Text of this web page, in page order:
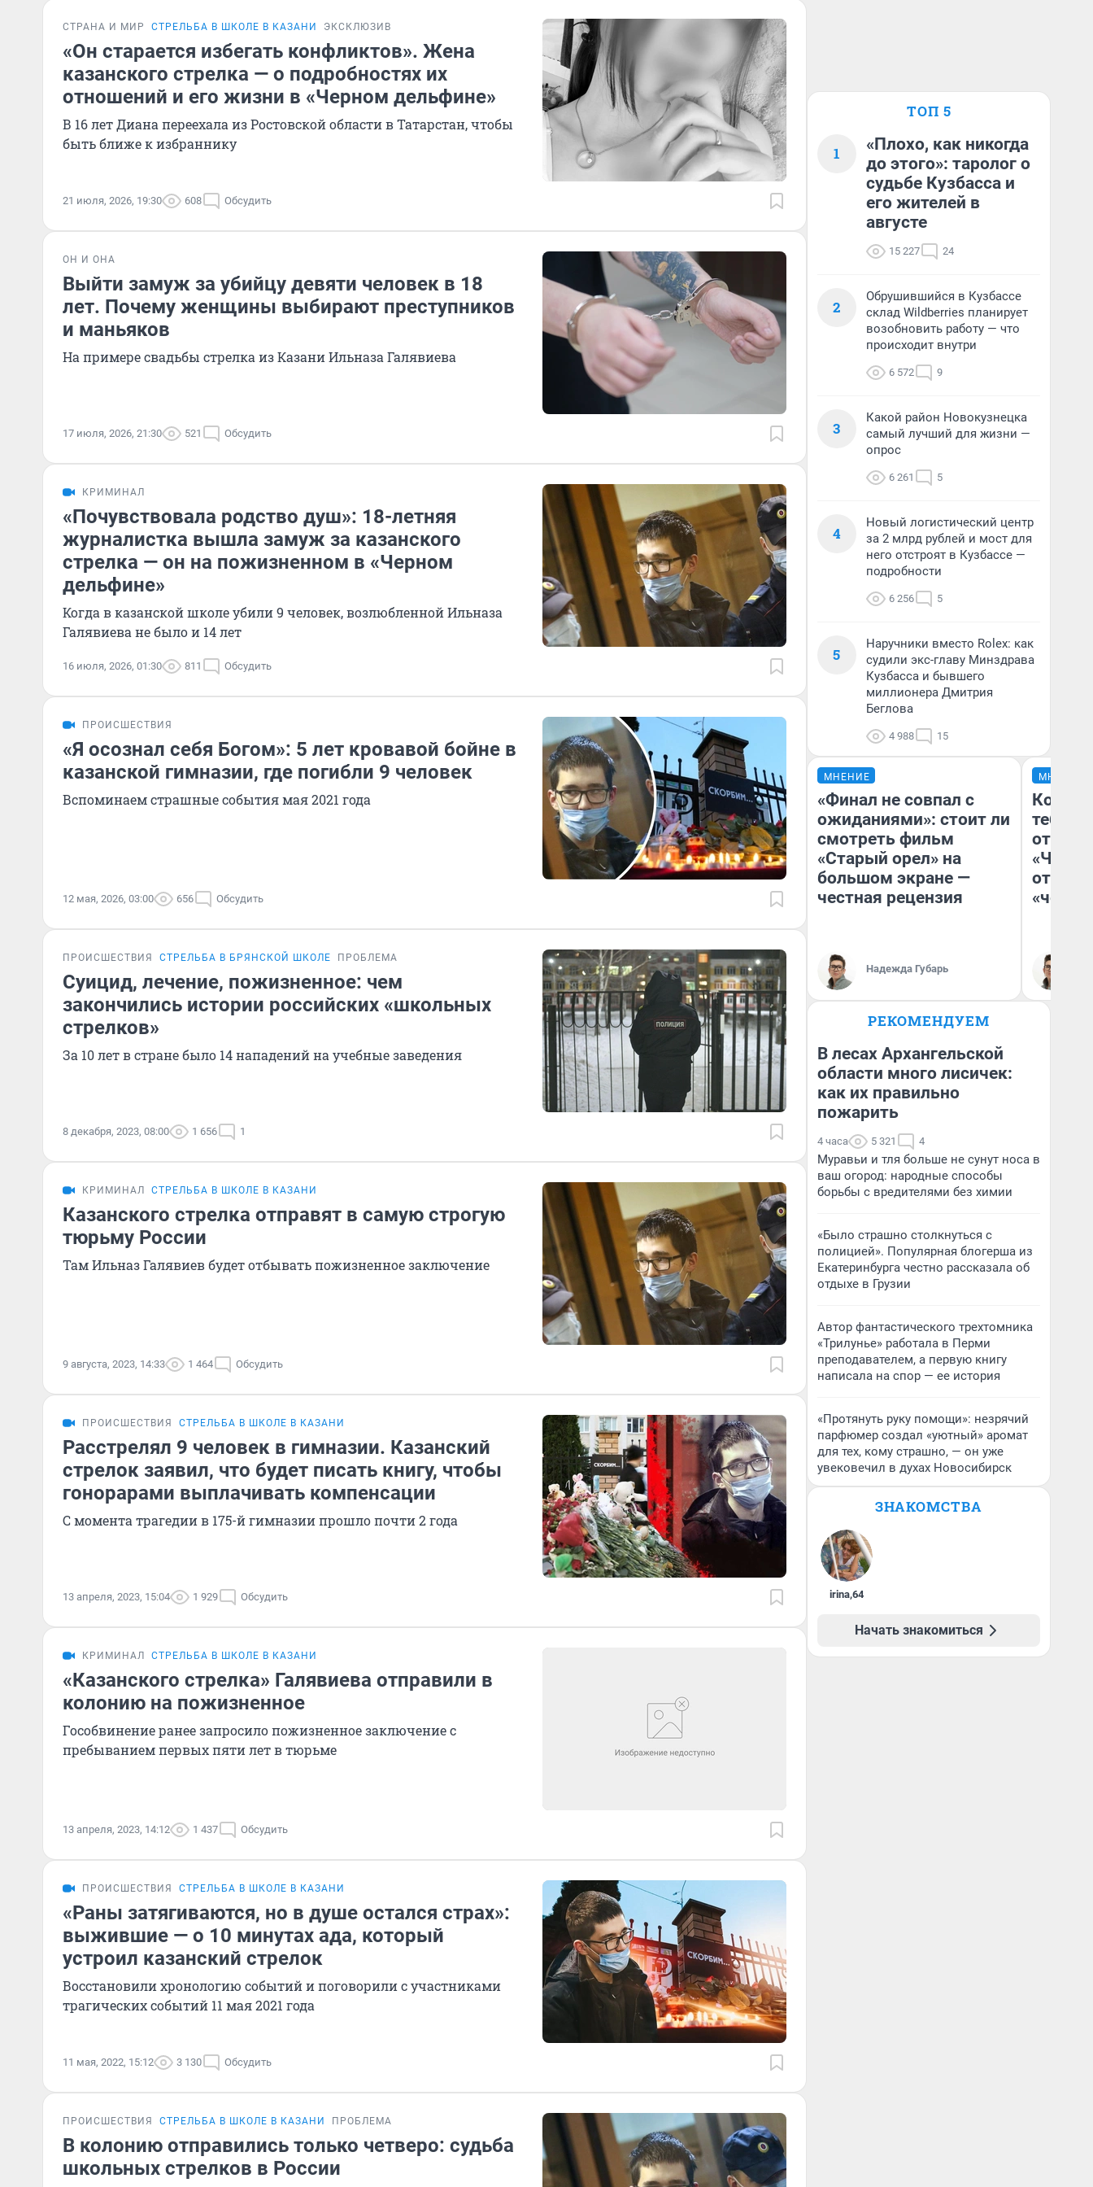
СТРАНА И МИР СТРЕЛЬБА В ШКОЛЕ В КАЗАНИ ЭКСКЛЮЗИВ
«Он старается избегать конфликтов». Жена
казанского стрелка — о подробностях их
отношений и его жизни в «Черном дельфине»
В 16 лет Диана переехала из Ростовской области в Татарстан, чтобы
быть ближе к избраннику
21 июля, 2026, 19:30 608 Обсудить
ОН И ОНА
Выйти замуж за убийцу девяти человек в 18
лет. Почему женщины выбирают преступников
и маньяков
На примере свадьбы стрелка из Казани Ильназа Галявиева
17 июля, 2026, 21:30 521 Обсудить
КРИМИНАЛ
«Почувствовала родство душ»: 18-летняя
журналистка вышла замуж за казанского
стрелка — он на пожизненном в «Черном
дельфине»
Когда в казанской школе убили 9 человек, возлюбленной Ильназа
Галявиева не было и 14 лет
16 июля, 2026, 01:30 811 Обсудить
ПРОИСШЕСТВИЯ
«Я осознал себя Богом»: 5 лет кровавой бойне в
казанской гимназии, где погибли 9 человек
Вспоминаем страшные события мая 2021 года
12 мая, 2026, 03:00 656 Обсудить
ПРОИСШЕСТВИЯ СТРЕЛЬБА В БРЯНСКОЙ ШКОЛЕ ПРОБЛЕМА
Суицид, лечение, пожизненное: чем
закончились истории российских «школьных
стрелков»
За 10 лет в стране было 14 нападений на учебные заведения
8 декабря, 2023, 08:00 1 656 1
КРИМИНАЛ СТРЕЛЬБА В ШКОЛЕ В КАЗАНИ
Казанского стрелка отправят в самую строгую
тюрьму России
Там Ильназ Галявиев будет отбывать пожизненное заключение
9 августа, 2023, 14:33 1 464 Обсудить
ПРОИСШЕСТВИЯ СТРЕЛЬБА В ШКОЛЕ В КАЗАНИ
Расстрелял 9 человек в гимназии. Казанский
стрелок заявил, что будет писать книгу, чтобы
гонорарами выплачивать компенсации
С момента трагедии в 175-й гимназии прошло почти 2 года
13 апреля, 2023, 15:04 1 929 Обсудить
КРИМИНАЛ СТРЕЛЬБА В ШКОЛЕ В КАЗАНИ
«Казанского стрелка» Галявиева отправили в
колонию на пожизненное
Гособвинение ранее запросило пожизненное заключение с
пребыванием первых пяти лет в тюрьме
13 апреля, 2023, 14:12 1 437 Обсудить
ПРОИСШЕСТВИЯ СТРЕЛЬБА В ШКОЛЕ В КАЗАНИ
«Раны затягиваются, но в душе остался страх»:
выжившие — о 10 минутах ада, который
устроил казанский стрелок
Восстановили хронологию событий и поговорили с участниками
трагических событий 11 мая 2021 года
11 мая, 2022, 15:12 3 130 Обсудить
ПРОИСШЕСТВИЯ СТРЕЛЬБА В ШКОЛЕ В КАЗАНИ ПРОБЛЕМА
В колонию отправились только четверо: судьба
школьных стрелков в России
ТОП 5
1
«Плохо, как никогда
до этого»: таролог о
судьбе Кузбасса и
его жителей в
августе
15 227 24
2
Обрушившийся в Кузбассе
склад Wildberries планирует
возобновить работу — что
происходит внутри
6 572 9
3
Какой район Новокузнецка
самый лучший для жизни —
опрос
6 261 5
4
Новый логистический центр
за 2 млрд рублей и мост для
него отстроят в Кузбассе —
подробности
6 256 5
5
Наручники вместо Rolex: как
судили экс-главу Минздрава
Кузбасса и бывшего
миллионера Дмитрия
Беглова
4 988 15
МНЕНИЕ
«Финал не совпал с
ожиданиями»: стоит ли
смотреть фильм
«Старый орел» на
большом экране —
честная рецензия
Надежда Губарь
МНЕНИЕ
тебя
отзыв
РЕКОМЕНДУЕМ
В лесах Архангельской
области много лисичек:
как их правильно
пожарить
4 часа 5 321 4
Муравьи и тля больше не сунут носа в
ваш огород: народные способы
борьбы с вредителями без химии
«Было страшно столкнуться с
полицией». Популярная блогерша из
Екатеринбурга честно рассказала об
отдыхе в Грузии
Автор фантастического трехтомника
«Трилунье» работала в Перми
преподавателем, а первую книгу
написала на спор — ее история
«Протянуть руку помощи»: незрячий
парфюмер создал «уютный» аромат
для тех, кому страшно, — он уже
увековечил в духах Новосибирск
ЗНАКОМСТВА
irina,64
Начать знакомиться